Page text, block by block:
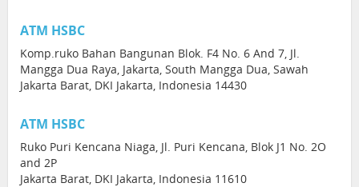
ATM HSBC
Komp.ruko Bahan Bangunan Blok. F4 No. 6 And 7, Jl.
Mangga Dua Raya, Jakarta, South Mangga Dua, Sawah
Jakarta Barat, DKI Jakarta, Indonesia 14430
ATM HSBC
Ruko Puri Kencana Niaga, Jl. Puri Kencana, Blok J1 No. 2O
and 2P
Jakarta Barat, DKI Jakarta, Indonesia 11610